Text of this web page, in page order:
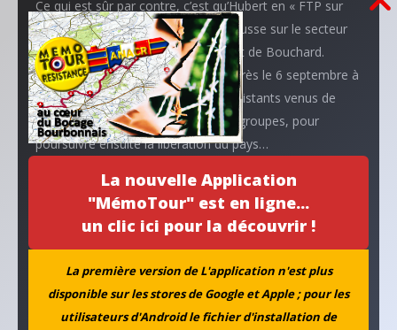
La nouvelle Application
"MémoTour" est en ligne...
un clic ici pour la découvrir !
La première version de L'application n'est plus
disponible sur les stores de Google et Apple ; pour les
utilisateurs d'Android le fichier d'installation de
Ce qui est sûr par contre, c’est qu’Hubert en « FTP sur
place » a rejoint le camp Henri Barbusse sur le secteur
de Voussac sous le commandement de Bouchard.
Lucien et Hubert se retrouveront après le 6 septembre à
la libération de Moulins avec les Résistants venus de
Barbusse, de Casanova et d’autres groupes, pour
poursuivre ensuite la libération du pays…
Trois générations confondues, jeunes élèves,
enseignants, parents d’élèves, militants associatifs et
anciens Résistants, nous avons fait là un petit bout de
route ensemble sur le chemin de la mémoire. Pour bien
vivre, la mémoire a besoin comme ça d’être souvent
« réveillée ».